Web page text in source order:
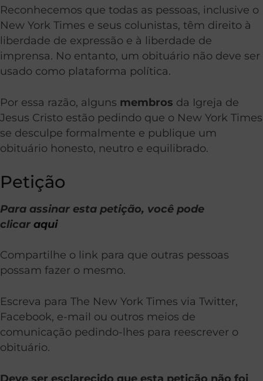
Reconhecemos que todas as pessoas, inclusive o
New York Times e seus colunistas, têm direito à
liberdade de expressão e à liberdade de
imprensa. No entanto, um obituário não deve ser
usado como plataforma política.
Por essa razão, alguns membros da Igreja de
Jesus Cristo estão pedindo que o New York Times
se desculpe formalmente e publique um
obituário honesto, neutro e equilibrado.
Petição
Para assinar esta petição, você pode
clicar aqui
Compartilhe o link para que outras pessoas
possam fazer o mesmo.
Escreva para The New York Times via Twitter,
Facebook, e-mail ou outros meios de
comunicação pedindo-lhes para reescrever o
obituário.
Deve ser esclarecido que esta petição não foi